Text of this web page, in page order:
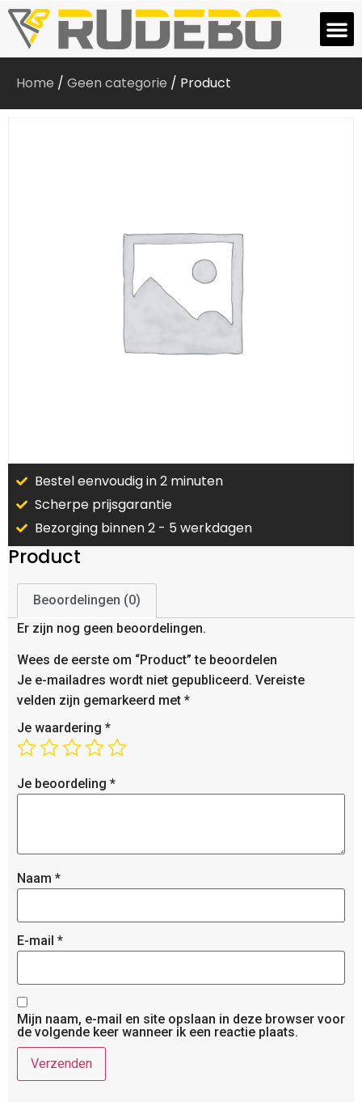
Home / Geen categorie / Product
Bestel eenvoudig in 2 minuten
Scherpe prijsgarantie
Bezorging binnen 2 - 5 werkdagen
Product
Beoordelingen (0)
Er zijn nog geen beoordelingen.
Wees de eerste om “Product” te beoordelen
Je e-mailadres wordt niet gepubliceerd. Vereiste
velden zijn gemarkeerd met *
Je waardering *
Je beoordeling *
Naam *
E-mail *
Mijn naam, e-mail en site opslaan in deze browser voor
de volgende keer wanneer ik een reactie plaats.